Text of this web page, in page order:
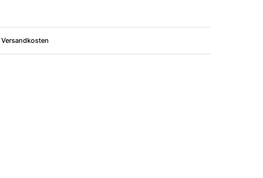
Versandkosten